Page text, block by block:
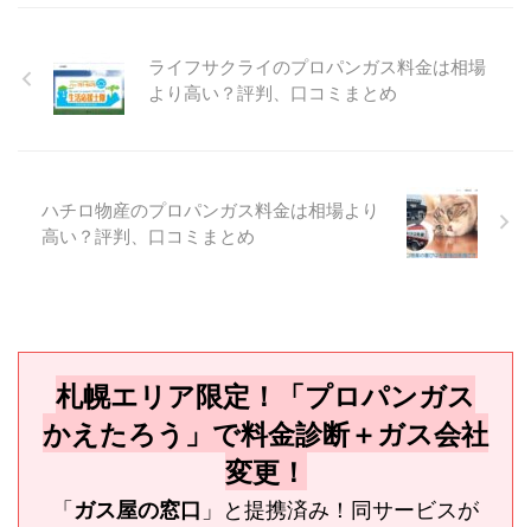
ライフサクライのプロパンガス料金は相場
より高い？評判、口コミまとめ
ハチロ物産のプロパンガス料金は相場より
高い？評判、口コミまとめ
札幌エリア限定！「プロパンガス
かえたろう」で料金診断＋ガス会社
変更！
「ガス屋の窓口 」と提携済み！同サービスが